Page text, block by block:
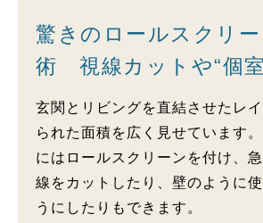
驚きのロールスクリー
術 視線カットや“個
玄関とリビングを直結させたレ
られた面積を広く見せています
にはロールスクリーンを付け、
線をカットしたり、壁のように
うにしたりもできます。